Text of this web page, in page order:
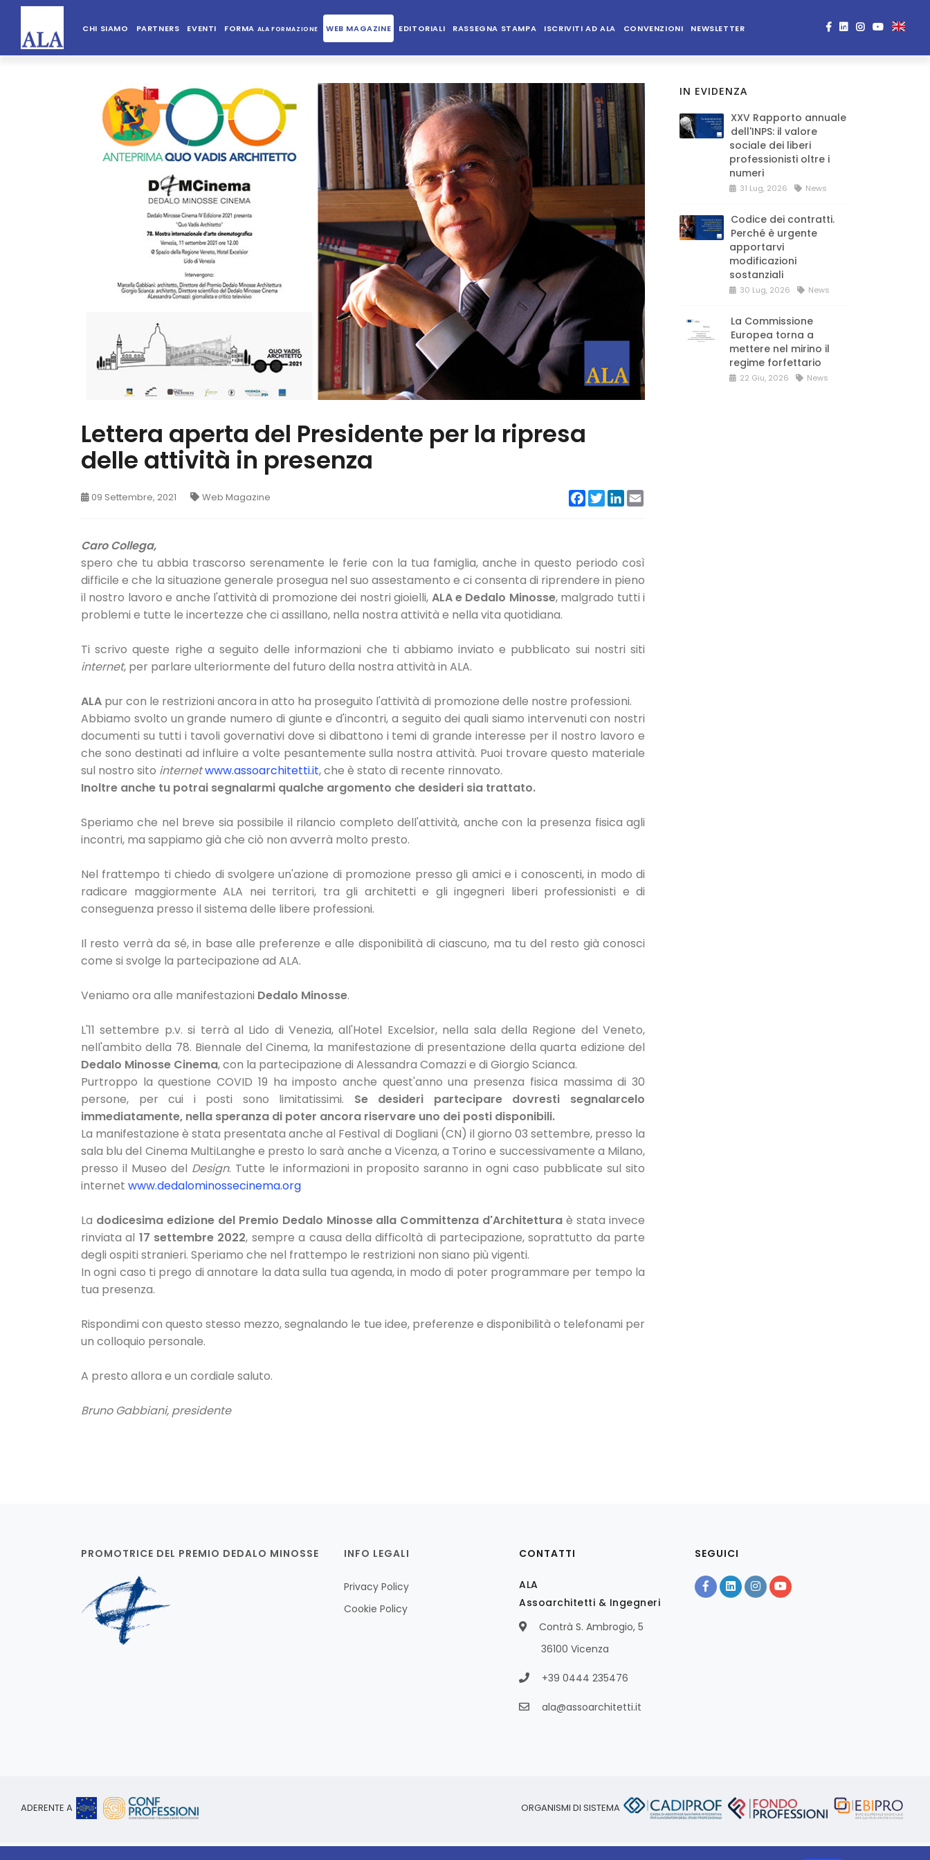
CHI SIAMO PARTNERS EVENTI FORMA ALA FORMAZIONE WEB MAGAZINE EDITORIALI RASSEGNA STAMPA ISCRIVITI AD ALA CONVENZIONI NEWSLETTER
Lettera aperta del Presidente per la ripresa
delle attività in presenza
09 Settembre, 2021 Web Magazine Facebook
TwitterLinkedIn
Caro Collega,
spero che tu abbia trascorso serenamente le ferie con la tua famiglia, anche in questo periodo così
difficile e che la situazione generale prosegua nel suo assestamento e ci consenta di riprendere in pieno
il nostro lavoro e anche l'attività di promozione dei nostri gioielli, ALA e Dedalo Minosse, malgrado tutti i
problemi e tutte le incertezze che ci assillano, nella nostra attività e nella vita quotidiana.
Ti scrivo queste righe a seguito delle informazioni che ti abbiamo inviato e pubblicato sui nostri siti
internet, per parlare ulteriormente del futuro della nostra attività in ALA.
ALA pur con le restrizioni ancora in atto ha proseguito l'attività di promozione delle nostre professioni.
Abbiamo svolto un grande numero di giunte e d'incontri, a seguito dei quali siamo intervenuti con nostri
documenti su tutti i tavoli governativi dove si dibattono i temi di grande interesse per il nostro lavoro e
che sono destinati ad influire a volte pesantemente sulla nostra attività. Puoi trovare questo materiale
sul nostro sito internetwww.assoarchitetti.it, che è stato di recente rinnovato.
Inoltre anche tu potrai segnalarmi qualche argomento che desideri sia trattato.
Speriamo che nel breve sia possibile il rilancio completo dell'attività, anche con la presenza fisica agli
incontri, ma sappiamo già che ciò non avverrà molto presto.
Nel frattempo ti chiedo di svolgere un'azione di promozione presso gli amici e i conoscenti, in modo di
radicare maggiormente ALA nei territori, tra gli architetti e gli ingegneri liberi professionisti e di
conseguenza presso il sistema delle libere professioni.
Il resto verrà da sé, in base alle preferenze e alle disponibilità di ciascuno, ma tu del resto già conosci
come si svolge la partecipazione ad ALA.
Veniamo ora alle manifestazioni Dedalo Minosse.
L'11 settembre p.v. si terrà al Lido di Venezia, all'Hotel Excelsior, nella sala della Regione del Veneto,
nell'ambito della 78. Biennale del Cinema, la manifestazione di presentazione della quarta edizione del
Dedalo Minosse Cinema, con la partecipazione di Alessandra Comazzi e di Giorgio Scianca.
Purtroppo la questione COVID 19 ha imposto anche quest'anno una presenza fisica massima di 30
persone, per cui i posti sono limitatissimi. Se desideri partecipare dovresti segnalarcelo
immediatamente, nella speranza di poter ancora riservare uno dei posti disponibili.
La manifestazione è stata presentata anche al Festival di Dogliani (CN) il giorno 03 settembre, presso la
sala blu del Cinema MultiLanghe e presto lo sarà anche a Vicenza, a Torino e successivamente a Milano,
presso il Museo del Design. Tutte le informazioni in proposito saranno in ogni caso pubblicate sul sito
internet www.dedalominossecinema.org
La dodicesima edizione del Premio Dedalo Minosse alla Committenza d'Architettura è stata invece
rinviata al 17 settembre 2022, sempre a causa della difficoltà di partecipazione, soprattutto da parte
degli ospiti stranieri. Speriamo che nel frattempo le restrizioni non siano più vigenti.
In ogni caso ti prego di annotare la data sulla tua agenda, in modo di poter programmare per tempo la
tua presenza.
Rispondimi con questo stesso mezzo, segnalando le tue idee, preferenze e disponibilità o telefonami per
un colloquio personale.
A presto allora e un cordiale saluto.
Bruno Gabbiani, presidente
IN EVIDENZA
XXV Rapporto annuale
dell'INPS: il valore
sociale dei liberi
professionisti oltre i
numeri
31 Lug, 2026 News
Codice dei contratti.
Perché è urgente
apportarvi
modificazioni
sostanziali
30 Lug, 2026 News
La Commissione
Europea torna a
mettere nel mirino il
regime forfettario
22 Giu, 2026 News
PROMOTRICE DEL PREMIO DEDALO MINOSSE INFO LEGALI
Privacy Policy
Cookie Policy
CONTATTI
ALA
Assoarchitetti & Ingegneri
Contrà S. Ambrogio, 5
36100 Vicenza
+39 0444 235476
ala@assoarchitetti.it
SEGUICI
ADERENTE A ORGANISMI DI SISTEMA